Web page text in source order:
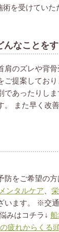
を受けていた
なことをす
のズレや背
提案してお
あったりし
また早く改
防をご希望の
メンタルケア
います。 ※交
みはコチラ↓
疲れからくる